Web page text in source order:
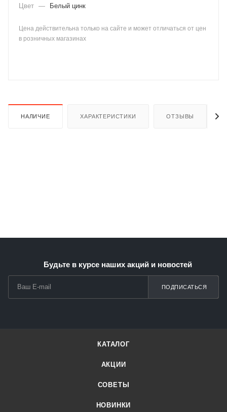
Цвет — Белый цинк
Цена действительна только на сайте и может отличаться от цен
в розничных магазинах
НАЛИЧИЕ ХАРАКТЕРИСТИКИ ОТЗЫВЫ
Будьте в курсе наших акций и новостей
ПОДПИСАТЬСЯ
КАТАЛОГ
АКЦИИ
СОВЕТЫ
НОВИНКИ